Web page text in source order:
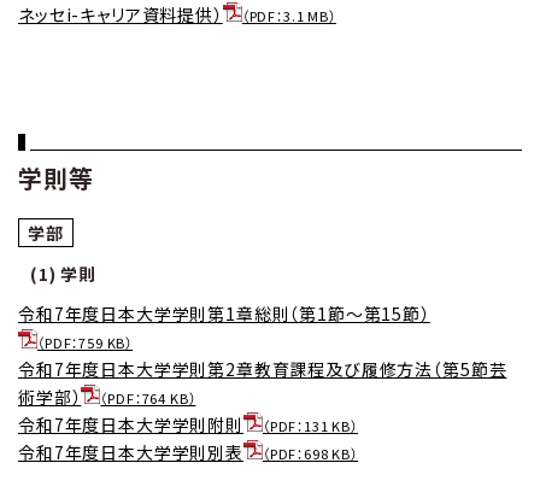
ネッセi-キャリア資料提供）
（PDF：3.1 MB）
学則等
学部
(1) 学則
令和7年度日本大学学則第1章総則（第1節～第15節）
（PDF：759 KB）
令和7年度日本大学学則第2章教育課程及び履修方法（第5節芸
術学部）
（PDF：764 KB）
令和7年度日本大学学則附則 （PDF：131 KB）
令和7年度日本大学学則別表 （PDF：698 KB）